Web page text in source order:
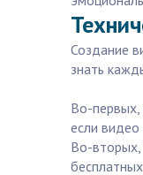
Создание
знать
Во-первых,
если
Во-вторых,